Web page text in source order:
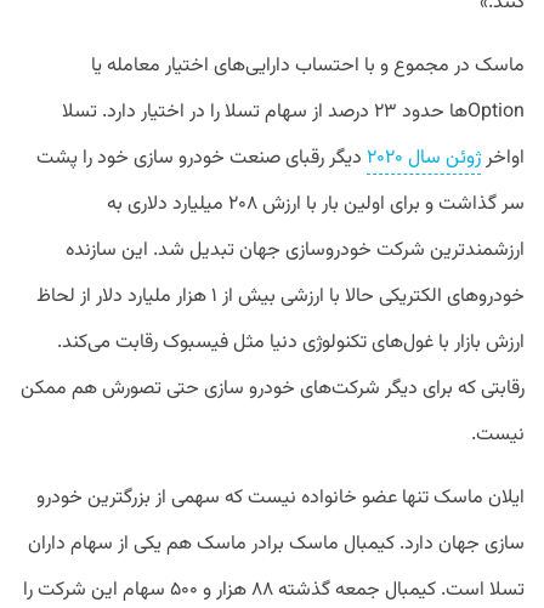
ماسک در مجموع و با احتساب دارایی‌های اختیار معامله یا
Optionها حدود ۲۳ درصد از سهام تسلا را در اختیار دارد. تسلا
اواخرژوئن سال ۲۰۲۰
دیگر رقبای صنعت خودرو سازی خود را پشت
سر گذاشت و برای اولین بار با ارزش ۲۰۸ میلیارد دلاری به
ارزشمندترین شرکت خودروسازی جهان تبدیل شد. این سازنده
خودروهای الکتریکی حالا با ارزشی بیش از ۱ هزار ملیارد دلار از لحاظ
ارزش بازار با غول‌های تکنولوژی دنیا مثل فیسبوک رقابت می‌کند.
رقابتی که برای دیگر شرکت‌های خودرو سازی حتی تصورش هم ممکن
نیست.
ایلان ماسک تنها عضو خانواده نیست که سهمی از بزرگترین خودرو
سازی جهان دارد. کیمبال ماسک برادر ماسک هم یکی از سهام داران
تسلا است. کیمبال جمعه گذشته ۸۸ هزار و ۵۰۰ سهام این شرکت را